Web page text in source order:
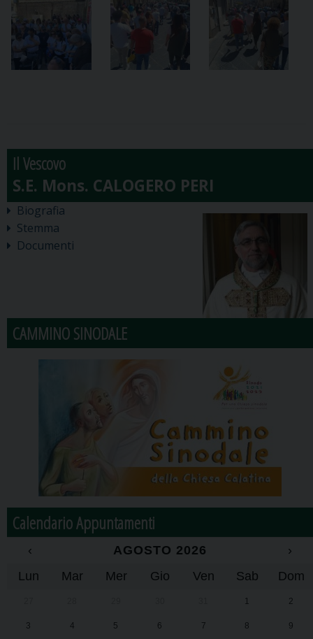
Il Vescovo
Biografia
Stemma
Documenti
CAMMINO SINODALE
Calendario Appuntamenti
‹ AGOSTO 2026
›
Lun
Mar Mer Gio Ven Sab Dom
1 2
3 4 5 6 7 8 9